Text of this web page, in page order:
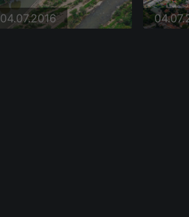
04.07.2016